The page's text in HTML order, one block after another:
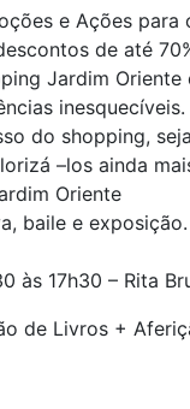
e Ações
de até
Jardim
inesquecíveis.
do shopping,
–los ainda
Oriente
baile e
às 17h30 – Rita
de Livros +